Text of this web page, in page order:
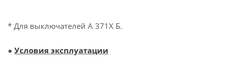
* Для выключателей А 371Х Б.
● Условия эксплуатации